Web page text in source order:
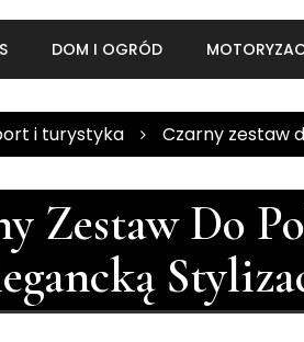
DOM I OGRÓD
i turystyka Czarny zestaw
Zestaw Do